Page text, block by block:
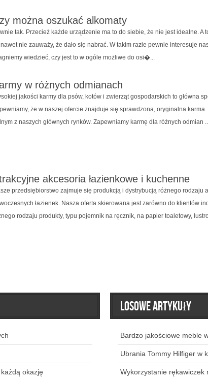
można oszukać alkomaty
tak. Przecież każde urządzenie ma to do siebie, że nie jest idealne. A
nie zauważy, że dało się nabrać. W takim razie pewnie interesuje
wiedzieć, czy jest to w ogóle możliwe do osi�...
w różnych odmianach
jakości karmy dla psów, kotów i zwierząt gospodarskich to główna
że w naszej ofercie znajduje się sprawdzona, oryginalna
z naszych głównych rynków. Zapewniamy karmę dla różnych odmian ...
akcesoria łazienkowe i kuchenne
przedsiębiorstwo zajmuje się produkcją i dystrybucją różnego rodzaju
łazienek. Nasza oferta skierowana jest zarówno do klientów
rodzaju produkty, typu pojemnik na ręcznik, na papier toaletowy, lustro
okazję
Losowe artykuły
Bardzo jakościowe meble
Ubrania Tommy Hilfiger w
Wykorzystanie rękawiczek